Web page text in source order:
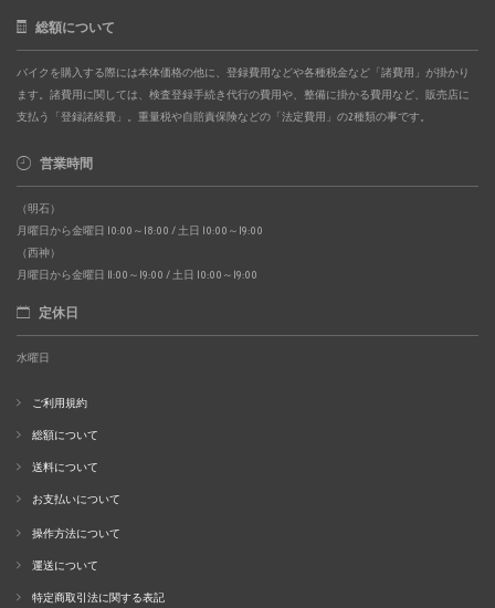
総額について
バイクを購入する際には本体価格の他に、登録費用などや各種税金など「諸費用」が掛かり
ます。諸費用に関しては、検査登録手続き代行の費用や、整備に掛かる費用など、販売店に
支払う「登録諸経費」。重量税や自賠責保険などの「法定費用」の2種類の事です。
営業時間
（明石）
月曜日から金曜日 10:00～18:00 / 土日 10:00～19:00
（西神）
月曜日から金曜日 11:00～19:00 / 土日 10:00～19:00
定休日
水曜日
ご利用規約
総額について
送料について
お支払いについて
操作方法について
運送について
特定商取引法に関する表記